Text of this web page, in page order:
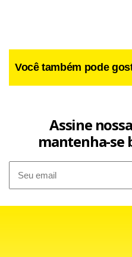
Você também pode
Assine
mantenha-se